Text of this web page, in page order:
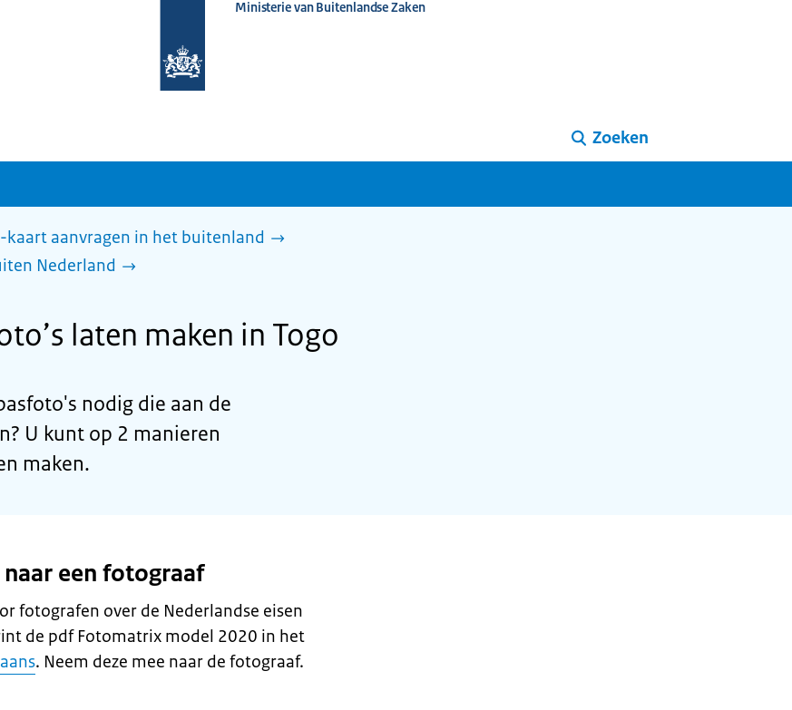
homepage
Ministerie van Buitenlandse Zaken
Zoeken
aanvragen in het buitenland
Nederland
laten maken in Togo
nodig die aan de
U kunt op 2 manieren
maken.
een fotograaf
fotografen over de Nederlandse eisen
de pdf Fotomatrix model 2020 in het
. Neem deze mee naar de fotograaf.